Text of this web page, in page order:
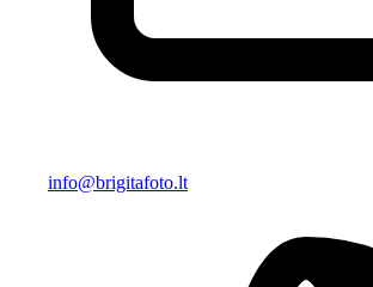
info@brigitafoto.lt